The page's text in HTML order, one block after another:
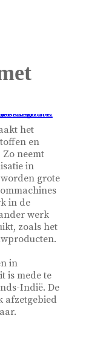
het
en
neemt
in
grote
in de
werk
zoals het
in
is mede te
Indië. De
afzetgebied